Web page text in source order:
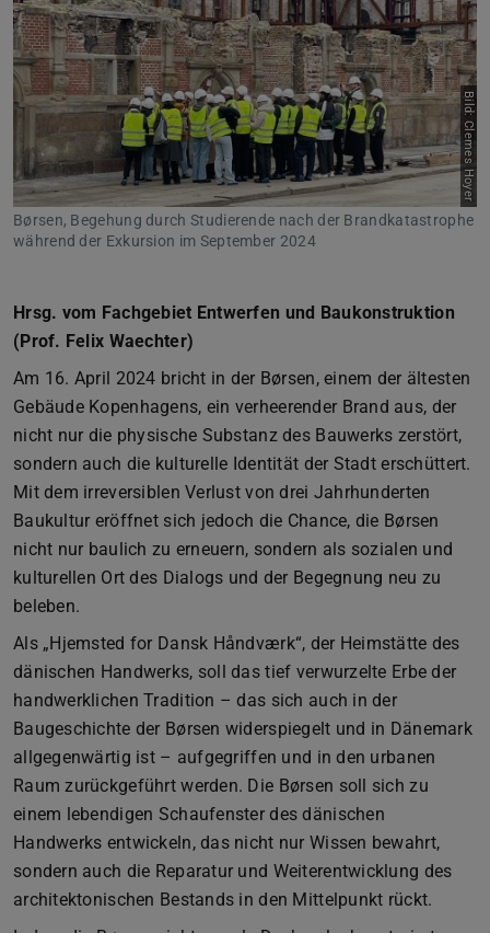
Bild: Clemes Hoyer
Børsen, Begehung durch Studierende nach der Brandkatastrophe
während der Exkursion im September 2024
Hrsg. vom Fachgebiet Entwerfen und Baukonstruktion
(Prof. Felix Waechter)
Am 16. April 2024 bricht in der Børsen, einem der ältesten
Gebäude Kopenhagens, ein verheerender Brand aus, der
nicht nur die physische Substanz des Bauwerks zerstört,
sondern auch die kulturelle Identität der Stadt erschüttert.
Mit dem irreversiblen Verlust von drei Jahrhunderten
Baukultur eröffnet sich jedoch die Chance, die Børsen
nicht nur baulich zu erneuern, sondern als sozialen und
kulturellen Ort des Dialogs und der Begegnung neu zu
beleben.
Als „Hjemsted for Dansk Håndværk“, der Heimstätte des
dänischen Handwerks, soll das tief verwurzelte Erbe der
handwerklichen Tradition – das sich auch in der
Baugeschichte der Børsen widerspiegelt und in Dänemark
allgegenwärtig ist – aufgegriffen und in den urbanen
Raum zurückgeführt werden. Die Børsen soll sich zu
einem lebendigen Schaufenster des dänischen
Handwerks entwickeln, das nicht nur Wissen bewahrt,
sondern auch die Reparatur und Weiterentwicklung des
architektonischen Bestands in den Mittelpunkt rückt.